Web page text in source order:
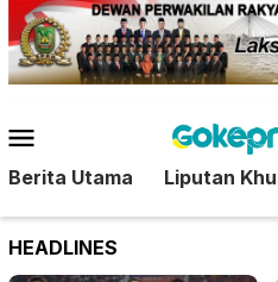
Loncat
ke
konten
Mobile
Berita Utama Liputan
HEADLINES